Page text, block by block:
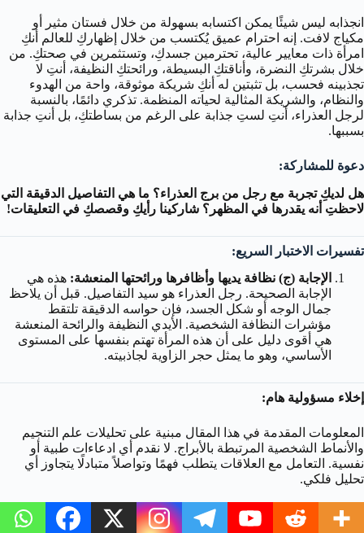
انجذابه ليس شيئًا يمكن اكتسابه بسهولة من خلال فستان مثير أو
مكياج لافت. إنه احترام عميق يُكتسب من خلال إظهاركِ للعالم أنكِ
امرأة ذات معايير عالية، تحترمين جسدكِ، وتستثمرين في صحتكِ. من
خلال بشرتكِ النضرة، وأناقتكِ البسيطة، ورائحتكِ النظيفة، أنتِ لا
تجذبينه فحسب، بل تثبتين له أنكِ شريكة موثوقة، واحة من الهدوء
والنظام، والشريكة المثالية لحياته المنظمة. تذكري دائمًا، بالنسبة
لرجل العذراء، أنتِ لستِ جذابة على الرغم من بساطتكِ، بل أنتِ جذابة
بسببها.
دعوة للمشاركة:
هل لديكِ تجربة مع رجل من برج العذراء؟ ما هي التفاصيل الدقيقة التي
لاحظتِ أنه يقدرها في المظهر؟ شاركينا رأيكِ وقصصكِ في التعليقات!
تفسيرات الاختبار السريع:
الإجابة (ج) نظافة يديها وأظافرها ورائحتها المنعشة: هذه هي
الإجابة الصحيحة. رجل العذراء هو سيد التفاصيل. قبل أن يلاحظ
جمال الوجه أو شكل الجسد، فإن حواسه الدقيقة تلتقط
مؤشرات النظافة الشخصية. الأيدي النظيفة والرائحة المنعشة
هي أقوى دليل على أن هذه المرأة تهتم بنفسها على المستوى
الأساسي، وهو ما يمثل حجر الزاوية لجاذبيته.
إخلاء مسؤولية هام:
المعلومات المقدمة في هذا المقال مبنية على تحليلات علم التنجيم
والأنماط الشخصية المرتبطة بالأبراج. لا نقدم أي ادعاءات طبية أو
نفسية. التعامل مع العلاقات يتطلب فهمًا وتواصلاً متبادلًا يتجاوز أي
تحليل فلكي.